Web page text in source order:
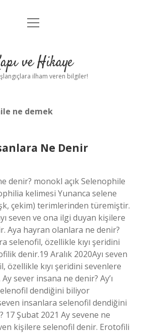
Anasayfa
Yasal Uyarı
menüyü
ve Hikaye
ilham veren bilgiler!
ne demek
Ne Denir
denir? monokl açık Selenophile
kelimesi Yunanca selene
çekim) terimlerinden türemiştir.
seven ve ona ilgi duyan kişilere
Aya hayran olanlara ne denir?
selenofil, özellikle kıyı şeridini
denir.19 Aralık 2020Ayı seven
özellikle kıyı şeridini sevenlere
sever insana ne denir? Ay’ı
dendiğini biliyor
insanlara selenofil dendiğini
17 Şubat 2021 Ay sevene ne
kişilere selenofil denir. Erotofili